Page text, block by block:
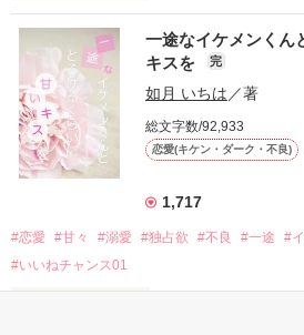
私にだけ昔と変わらない笑顔を向けて
「澪ちゃん。」
それは止まっていた恋が再び動き始め
✨.ﾟ･*..☆.｡.:*✨.☆.｡.:. *:ﾟ✨.ﾟ･*..☆.｡.:*✨
冴木澪-SaekiMio
表紙画像はAIです
作品を読む
一途なイケメンくん
キスを
完
如月 いちは ／著
総文字数/92,933
恋愛(キケン・ダーク・不良)
1,717
#恋愛 #甘々 #溺愛 #独占欲 #不良 #一途 #
#いいねチャンス01